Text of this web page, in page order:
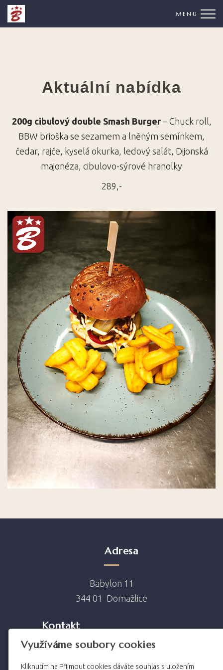
Aktuální nabídka
200g cibulový double Smash Burger– Chuck roll,
BBW brioška se sezamem a lněným semínkem,
čedar, rajče, kyselá okurka, ledový salát, Dijonská
majonéza, cibulovo-sýrové hranolky
289,-
Adresa
Babylon 11
344 01 Domažlice
Kontakt
Využíváme soubory cookies
Kliknutím na Přijmout cookies dáváte souhlas s uložením